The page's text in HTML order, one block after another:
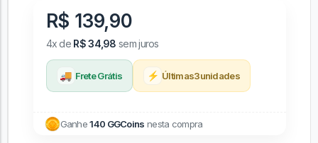
R$ 139,90
4x de R$ 34,98 sem juros
🚚 Frete Grátis ⚡ Últimas3unidades
Ganhe140 GGCoins nesta compra